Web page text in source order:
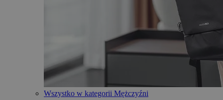
Wszystko w kategorii Mężczyźni